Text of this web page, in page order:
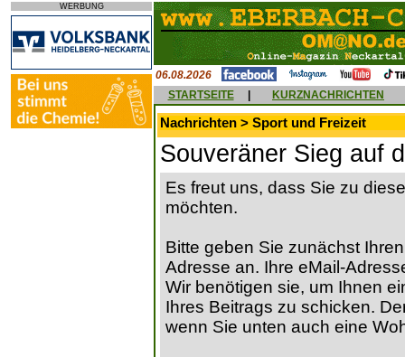
WERBUNG
06.08.2026
STARTSEITE
KURZNACHRICHTEN
Nachrichten > Sport und Freizeit
Souveräner Sieg auf
Es freut uns, dass Sie zu
möchten.
Bitte geben Sie zunächst
Adresse an. Ihre eMail-
Wir benötigen sie, um Ihnen
Ihres Beitrags zu schicken.
wenn Sie unten auch eine